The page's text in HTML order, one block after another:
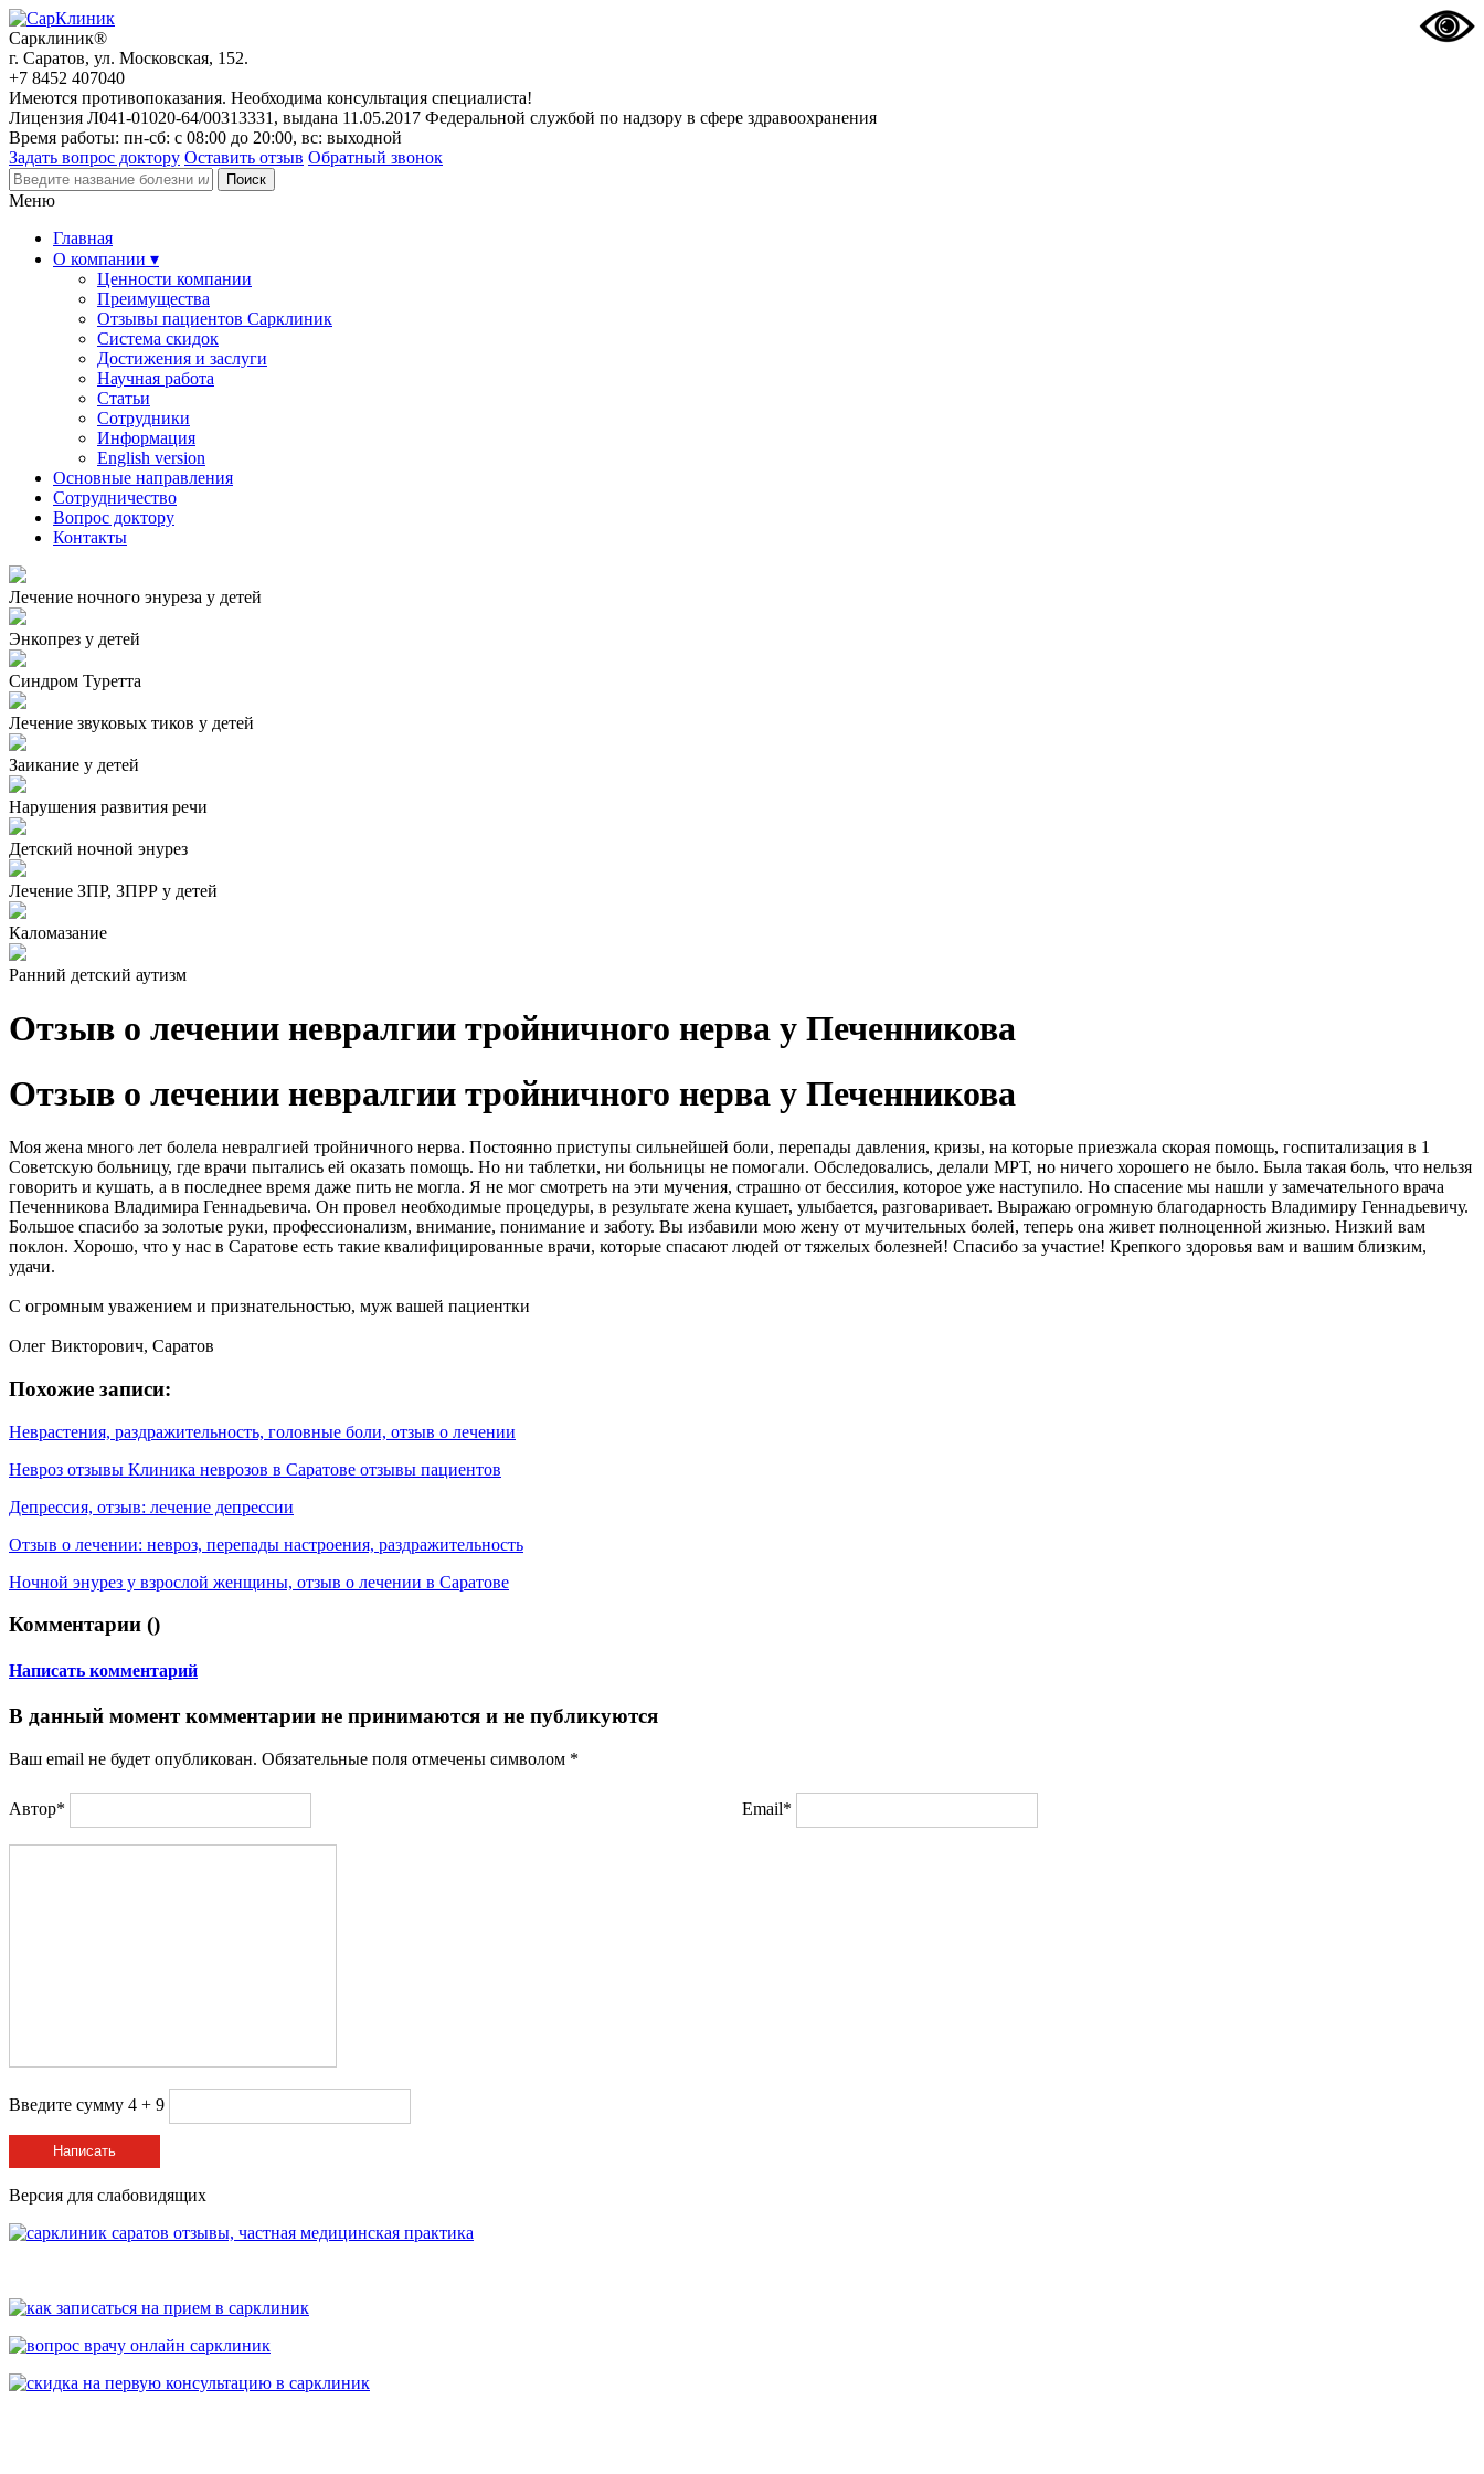
Сарклиник®
г. Саратов, ул. Московская, 152.
+7 8452 407040
Имеются противопоказания. Необходима консультация специалиста!
Лицензия Л041-01020-64/00313331, выдана 11.05.2017 Федеральной службой по надзору в сфере здравоохранения
Время работы: пн-сб: с 08:00 до 20:00, вс: выходной
Задать вопрос доктору Оставить отзыв Обратный звонок
Меню
Главная
О компании ▾
Ценности компании
Преимущества
Отзывы пациентов Сарклиник
Система скидок
Достижения и заслуги
Научная работа
Статьи
Сотрудники
Информация
English version
Основные направления
Сотрудничество
Вопрос доктору
Контакты
Лечение ночного энуреза у детей
Энкопрез у детей
Синдром Туретта
Лечение звуковых тиков у детей
Заикание у детей
Нарушения развития речи
Детский ночной энурез
Лечение ЗПР, ЗПРР у детей
Каломазание
Ранний детский аутизм
Отзыв о лечении невралгии тройничного нерва у Печенникова
Отзыв о лечении невралгии тройничного нерва у Печенникова
Моя жена много лет болела невралгией тройничного нерва. Постоянно приступы сильнейшей боли, перепады давления, кризы, на которые приезжала скорая помощь, госпитализация в 1
Советскую больницу, где врачи пытались ей оказать помощь. Но ни таблетки, ни больницы не помогали. Обследовались, делали МРТ, но ничего хорошего не было. Была такая боль, что нельзя
говорить и кушать, а в последнее время даже пить не могла. Я не мог смотреть на эти мучения, страшно от бессилия, которое уже наступило. Но спасение мы нашли у замечательного врача
Печенникова Владимира Геннадьевича. Он провел необходимые процедуры, в результате жена кушает, улыбается, разговаривает. Выражаю огромную благодарность Владимиру Геннадьевичу.
Большое спасибо за золотые руки, профессионализм, внимание, понимание и заботу. Вы избавили мою жену от мучительных болей, теперь она живет полноценной жизнью. Низкий вам
поклон. Хорошо, что у нас в Саратове есть такие квалифицированные врачи, которые спасают людей от тяжелых болезней! Спасибо за участие! Крепкого здоровья вам и вашим близким,
удачи.
С огромным уважением и признательностью, муж вашей пациентки
Олег Викторович, Саратов
Похожие записи:
Неврастения, раздражительность, головные боли, отзыв о лечении
Невроз отзывы Клиника неврозов в Саратове отзывы пациентов
Депрессия, отзыв: лечение депрессии
Отзыв о лечении: невроз, перепады настроения, раздражительность
Ночной энурез у взрослой женщины, отзыв о лечении в Саратове
Комментарии ()
Написать комментарий
В данный момент комментарии не принимаются и не публикуются
Ваш email не будет опубликован. Обязательные поля отмечены символом *
Автор* Email*
Введите сумму 4 + 9
Написать
Версия для слабовидящих